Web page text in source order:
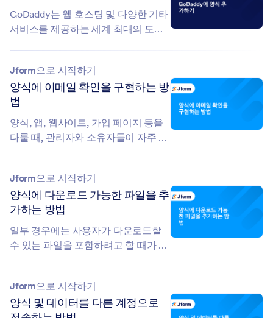
GoDaddy는 웹 호스팅 및 다양한 기타
서비스를 제공하는 세계 최대의 도메
Jform으로 시작하기
양식에 이메일 확인을 구현하는 방
법
양식, 앱, 웹사이트, 가입 페이지 등을
다룰 때, 관리자와 소유자들이 자주 겪
Jform으로 시작하기
양식에 다운로드 가능한 파일을 추
가하는 방법
일부 경우에는 사용자가 다운로드할
수 있는 파일을 포함하려고 할 때가 있
Jform으로 시작하기
양식 및 데이터를 다른 계정으로